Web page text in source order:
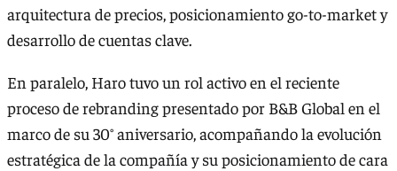
arquitectura de precios, posicionamiento go-to-market y
desarrollo de cuentas clave.
En paralelo, Haro tuvo un rol activo en el reciente
proceso de rebranding presentado por B&B Global en el
marco de su 30° aniversario, acompañando la evolución
estratégica de la compañía y su posicionamiento de cara